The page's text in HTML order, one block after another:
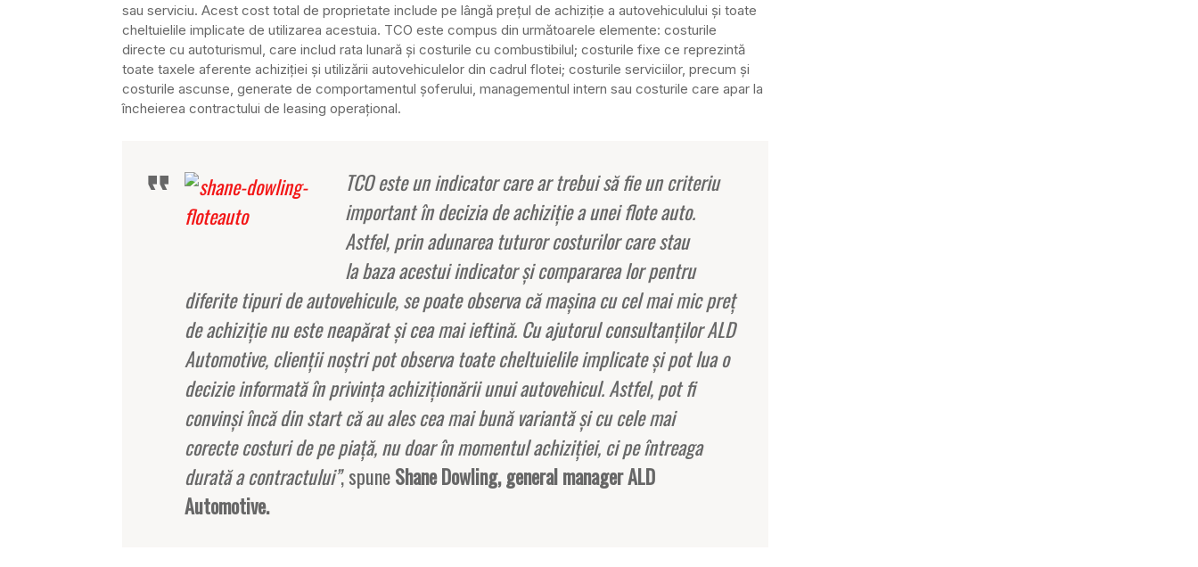
sau serviciu. Acest cost total de proprietate include pe lângă preţul de achiziţie a autovehiculului şi toate
cheltuielile implicate de utilizarea acestuia. TCO este compus din următoarele elemente: costurile
directe cu autoturismul, care includ rata lunară şi costurile cu combustibilul; costurile fixe ce reprezintă
toate taxele aferente achiziţiei şi utilizării autovehiculelor din cadrul flotei; costurile serviciilor, precum şi
costurile ascunse, generate de comportamentul şoferului, managementul intern sau costurile care apar la
încheierea contractului de leasing operaţional.
TCO este un indicator care ar trebui să fie un criteriu
important în decizia de achiziţie a unei flote auto.
Astfel, prin adunarea tuturor costurilor care stau
la baza acestui indicator şi compararea lor pentru
diferite tipuri de autovehicule, se poate observa că maşina cu cel mai mic preţ
de achiziţie nu este neapărat şi cea mai ieftină. Cu ajutorul consultanţilor ALD
Automotive, clienţii noştri pot observa toate cheltuielile implicate şi pot lua o
decizie informată în privinţa achiziţionării unui autovehicul. Astfel, pot fi
convinşi încă din start că au ales cea mai bună variantă şi cu cele mai
corecte costuri de pe piaţă, nu doar în momentul achiziţiei, ci pe întreaga
durată a contractului”, spuneShane Dowling, general manager ALD
Automotive.